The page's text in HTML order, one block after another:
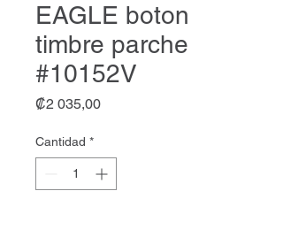
EAGLE boton
timbre parche
#10152V
₡2 035,00Precio
Cantidad *